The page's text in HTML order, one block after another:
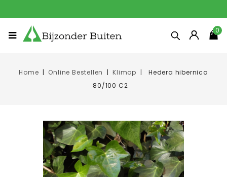
0
Home Online Bestellen Klimop
Hedera hibernica
80/100 C2